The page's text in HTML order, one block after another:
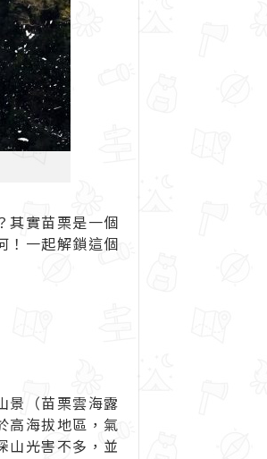
其實苗栗是一個
！一起解鎖這個
景（苗栗雲海露
高海拔地區，氣
山光害不多，並